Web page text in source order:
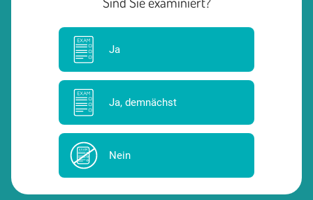
Ja
Ja, demnächst
Nein